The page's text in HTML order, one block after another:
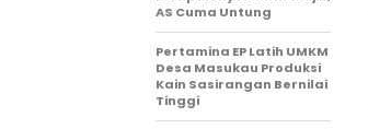
AS Cuma Untung
Pertamina EP Latih UMKM
Desa Masukau Produksi
Kain Sasirangan Bernilai
Tinggi